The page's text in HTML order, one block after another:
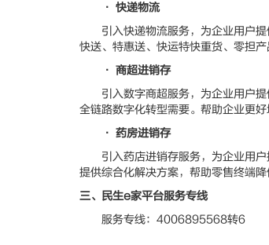
• 快递物流
引入快递物流服务，为企业用户提
快送、特惠送、快运特快重货、零担
• 商超进销存
引入数字商超服务，为企业用户提
全链路数字化转型需要。帮助企业更
• 药房进销存
引入药店进销存服务，为企业用户
提供综合化解决方案，帮助零售终端
三、民生e家平台服务专线
服务专线：4006895568转6